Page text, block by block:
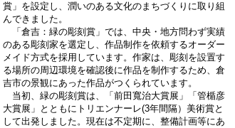
賞」を設定し、潤いのある文化のまちづくりに取り組
んできました。
「倉吉：緑の彫刻賞」では、中央・地方問わず実績
のある彫刻家を選定し、作品制作を依頼するオーダー
メイド方式を採用しています。作家は、彫刻を設置す
る場所の周辺環境を確認後に作品を制作するため、倉
吉市の景観にあった作品がつくられています。
当初、緑の彫刻賞は、「前田寬治大賞展」「管楯彦
大賞展」とともにトリエンナーレ(3年間隔）美術賞と
して出発しました。現在は不定期に、整備計画等にあ